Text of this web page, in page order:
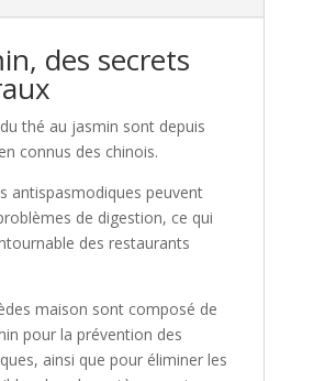
des secrets
thé au jasmin sont depuis
connus des chinois.
antispasmodiques peuvent
de digestion, ce qui
des restaurants
maison sont composé de
pour la prévention des
ainsi que pour éliminer les